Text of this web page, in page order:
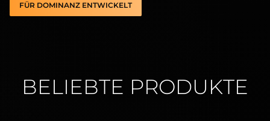
FÜR DOMINANZ ENTWICKELT
BELIEBTE PRODUKTE